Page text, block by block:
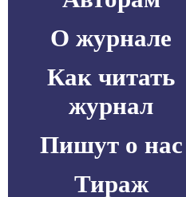
О журнале
Как читать
журнал
Пишут о нас
Тираж